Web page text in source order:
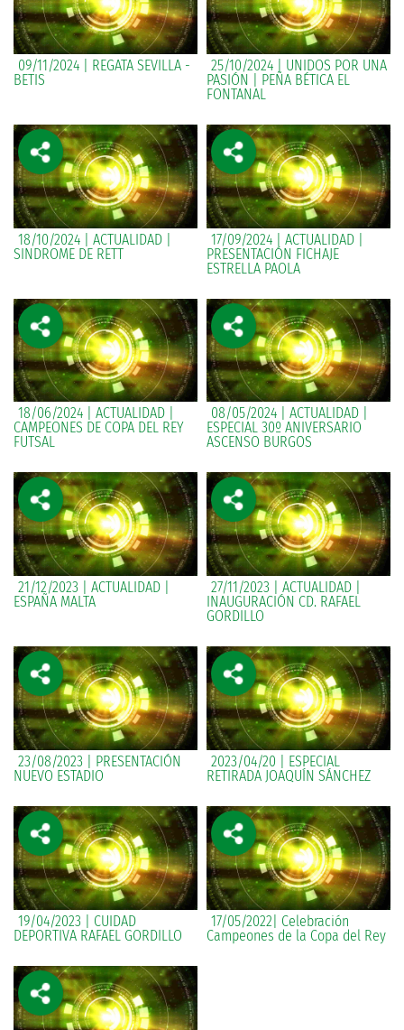
09/11/2024 | REGATA SEVILLA -
BETIS
25/10/2024 | UNIDOS POR UNA
PASIÓN | PEÑA BÉTICA EL
FONTANAL
18/10/2024 | ACTUALIDAD |
SINDROME DE RETT
17/09/2024 | ACTUALIDAD |
PRESENTACIÓN FICHAJE
ESTRELLA PAOLA
18/06/2024 | ACTUALIDAD |
CAMPEONES DE COPA DEL REY
FUTSAL
08/05/2024 | ACTUALIDAD |
ESPECIAL 30º ANIVERSARIO
ASCENSO BURGOS
21/12/2023 | ACTUALIDAD |
ESPAÑA MALTA
27/11/2023 | ACTUALIDAD |
INAUGURACIÓN CD. RAFAEL
GORDILLO
23/08/2023 | PRESENTACIÓN
NUEVO ESTADIO
2023/04/20 | ESPECIAL
RETIRADA JOAQUÍN SÁNCHEZ
19/04/2023 | CUIDAD
DEPORTIVA RAFAEL GORDILLO
17/05/2022| Celebración
Campeones de la Copa del Rey